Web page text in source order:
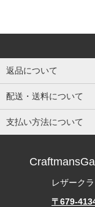
返品について
配送・送料について
支払い方法について
レザーク
〒679-